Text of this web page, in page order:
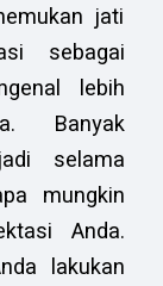
jati
sebagai
lebih
Banyak
selama
mungkin
Anda.
lakukan